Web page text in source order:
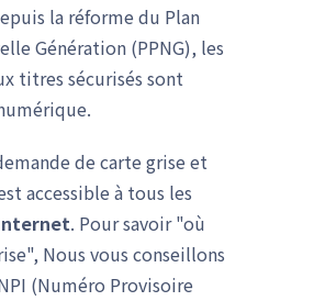
la réforme du Plan
Génération (PPNG), les
titres sécurisés sont
de carte grise et
accessible à tous les
. Pour savoir "où
Nous vous conseillons
(Numéro Provisoire